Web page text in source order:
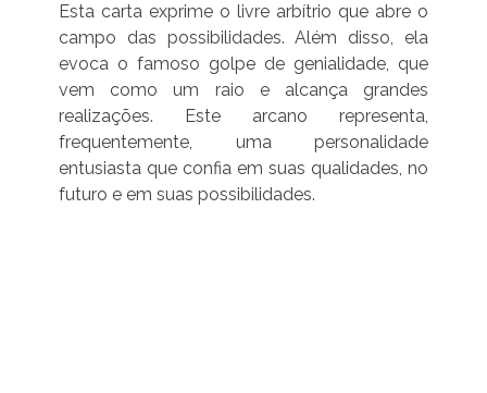
Esta carta exprime o livre arbítrio que abre o
campo das possibilidades. Além disso, ela
evoca o famoso golpe de genialidade, que
vem como um raio e alcança grandes
realizações. Este arcano representa,
frequentemente, uma personalidade
entusiasta que confia em suas qualidades, no
futuro e em suas possibilidades.